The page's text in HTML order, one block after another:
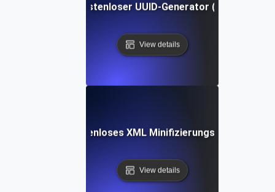
Kostenloser UUID-Generator (v4)
View details
Kostenloses XML Minifizierungs-Tool
View details